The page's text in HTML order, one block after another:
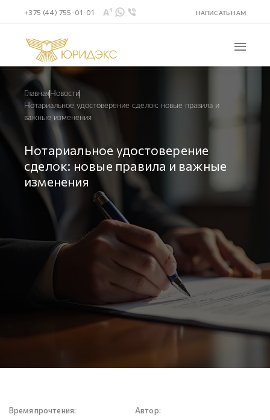
НАПИСАТЬ НАМ
+375 (44) 755-01-01
Главная Новости
Нотариальное удостоверение сделок: новые правила и
важные изменения
Нотариальное удостоверение
сделок: новые правила и важные
изменения
Время прочтения: Автор: